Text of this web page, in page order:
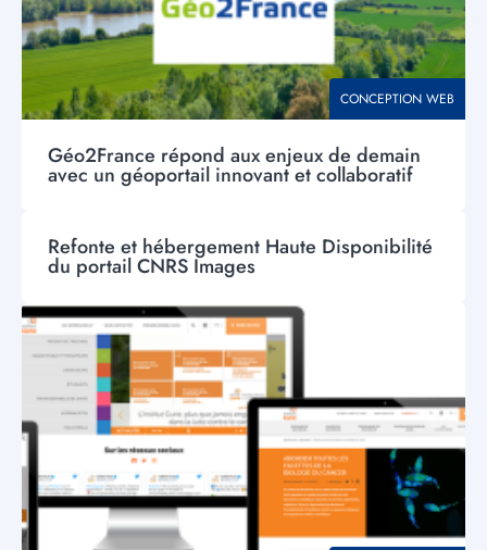
THÉMATIQUE
CONCEPTION WEB
Géo2France répond aux enjeux de demain
avec un géoportail innovant et collaboratif
Refonte et hébergement Haute Disponibilité
du portail CNRS Images
Visuel
principal